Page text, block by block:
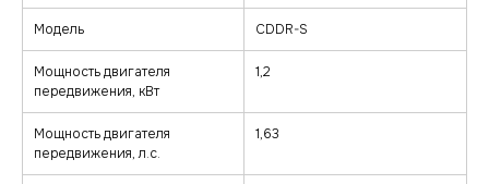
Модель CDDR-S
Мощность двигателя
передвижения, кВт
1,2
Мощность двигателя
передвижения, л.с.
1,63